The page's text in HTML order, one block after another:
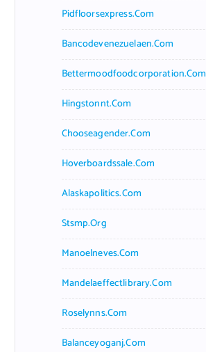
Pidfloorsexpress.com
Bancodevenezuelaen.com
Bettermoodfoodcorporation.com
Hingstonnt.com
Chooseagender.com
Hoverboardssale.com
Alaskapolitics.com
Stsmp.org
Manoelneves.com
Mandelaeffectlibrary.com
Roselynns.com
Balanceyoganj.com